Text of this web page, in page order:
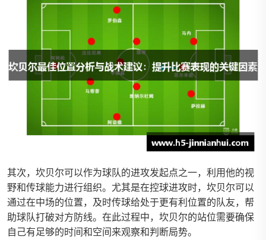
其次，坎贝尔可以作为球队的进攻发起点之一，利用他的视
野和传球能力进行组织。尤其是在控球进攻时，坎贝尔可以
通过在中场的位置，及时传球给处于更有利位置的队友，帮
助球队打破对方防线。在此过程中，坎贝尔的站位需要确保
自己有足够的时间和空间来观察和判断局势。